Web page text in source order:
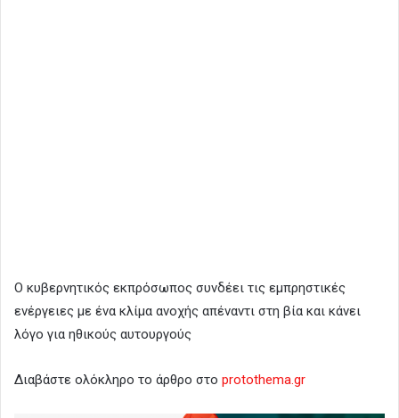
Ο κυβερνητικός εκπρόσωπος συνδέει τις εμπρηστικές
ενέργειες με ένα κλίμα ανοχής απέναντι στη βία και κάνει
λόγο για ηθικούς αυτουργούς
Διαβάστε ολόκληρο το άρθρο στο protothema.gr